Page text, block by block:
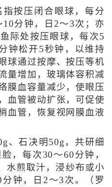
指按压闭合眼球，每分
分钟，日2～3次；亦
际处按压眼球，每次5
钟松开5秒钟，以维持
球通过按摩、按压等机
量增加，玻璃体容积减
膜血容量减少，使眼压
血管被动扩张，可促使
血管，恢复视网膜血液
、石决明50g，共研细
，每次30～60分钟，
水煎取汁，浸纱布或小
钟，日2～3次。（罗